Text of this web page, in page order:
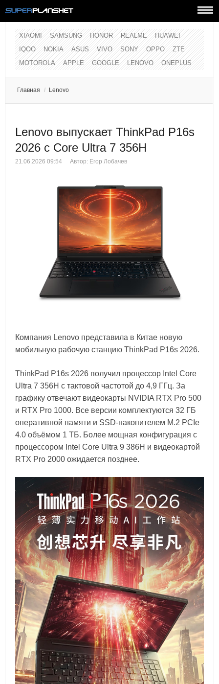
XIAOMI SAMSUNG HONOR REALME
HUAWEI
IQOO
NOKIA ASUS VIVO SONY OPPO
ZTE
MOTOROLA
APPLE GOOGLE LENOVO ONEPLUS
Главная / Lenovo
Lenovo выпускает ThinkPad P16s
2026 с Core Ultra 7 356H
21.06.2026 09:54 Автор: Егор Лобачев
Компания Lenovo представила в Китае новую
мобильную рабочую станцию ThinkPad P16s 2026.
ThinkPad P16s 2026 получил процессор Intel Core
Ultra 7 356H с тактовой частотой до 4,9 ГГц. За
графику отвечают видеокарты NVIDIA RTX Pro 500
и RTX Pro 1000. Все версии комплектуются 32 ГБ
оперативной памяти и SSD-накопителем M.2 PCIe
4.0 объёмом 1 ТБ. Более мощная конфигурация с
процессором Intel Core Ultra 9 386H и видеокартой
RTX Pro 2000 ожидается позднее.